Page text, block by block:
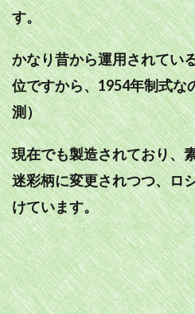
す。
かなり昔から運用されてい
位ですから、1954年制式な
測）
現在でも製造されており、
迷彩柄に変更されつつ、ロ
けています。